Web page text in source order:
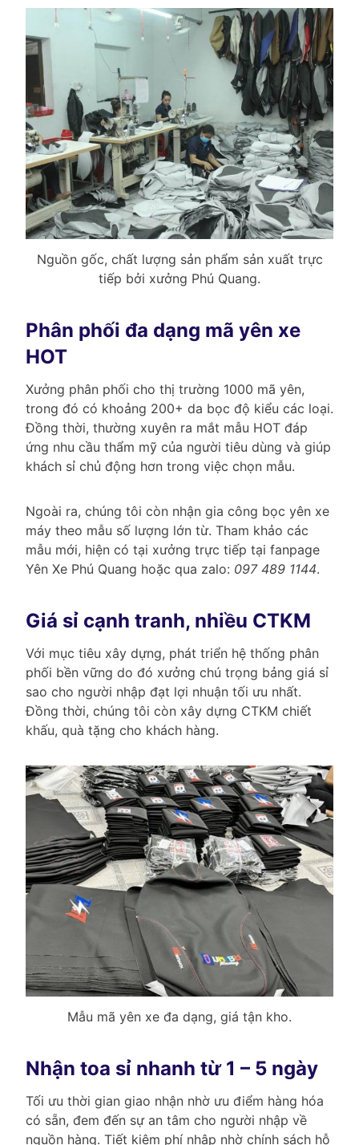
Nguồn gốc, chất lượng sản phẩm sản xuất trực
tiếp bởi xưởng Phú Quang.
Phân phối đa dạng mã yên xe
HOT
Xưởng phân phối cho thị trường 1000 mã yên,
trong đó có khoảng 200+ da bọc độ kiểu các loại.
Đồng thời, thường xuyên ra mắt mẫu HOT đáp
ứng nhu cầu thẩm mỹ của người tiêu dùng và giúp
khách sỉ chủ động hơn trong việc chọn mẫu.
Ngoài ra, chúng tôi còn nhận gia công bọc yên xe
máy theo mẫu số lượng lớn từ. Tham khảo các
mẫu mới, hiện có tại xưởng trực tiếp tại fanpage
Yên Xe Phú Quang hoặc qua zalo: 097 489 1144.
Giá sỉ cạnh tranh, nhiều CTKM
Với mục tiêu xây dựng, phát triển hệ thống phân
phối bền vững do đó xưởng chú trọng bảng giá sỉ
sao cho người nhập đạt lợi nhuận tối ưu nhất.
Đồng thời, chúng tôi còn xây dựng CTKM chiết
khấu, quà tặng cho khách hàng.
Mẫu mã yên xe đa dạng, giá tận kho.
Nhận toa sỉ nhanh từ 1 – 5 ngày
Tối ưu thời gian giao nhận nhờ ưu điểm hàng hóa
có sẵn, đem đến sự an tâm cho người nhập về
nguồn hàng. Tiết kiệm phí nhập nhờ chính sách hỗ